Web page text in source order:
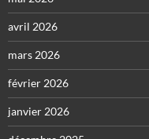
avril 2026
mars 2026
février 2026
janvier 2026